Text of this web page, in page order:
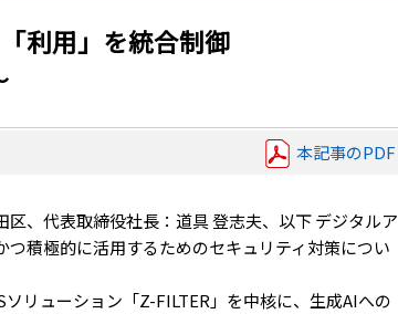
利用」を統合制御
本記事のPDF
、代表取締役社長：道具 登志夫、以下 デジタルア
積極的に活用するためのセキュリティ対策につい
リューション「Z-FILTER」を中核に、生成AIへの